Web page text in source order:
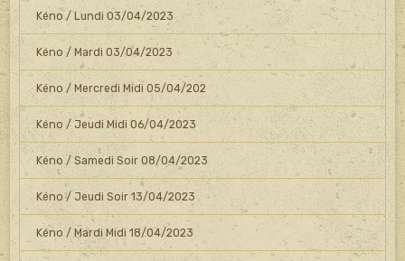
Kéno / Lundi 03/04/2023
Kéno / Mardi 03/04/2023
Kéno / Mercredi Midi 05/04/202
Kéno / Jeudi Midi 06/04/2023
Kéno / Samedi Soir 08/04/2023
Kéno / Jeudi Soir 13/04/2023
Kéno / Mardi Midi 18/04/2023